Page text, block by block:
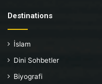
Destinations
İslam
Dini Sohbetler
Biyografi